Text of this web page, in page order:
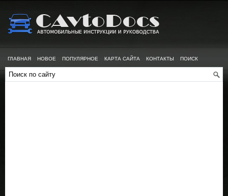
ГЛАВНАЯ НОВОЕ ПОПУЛЯРНОЕ КАРТА САЙТА КОНТАКТЫ ПОИСК